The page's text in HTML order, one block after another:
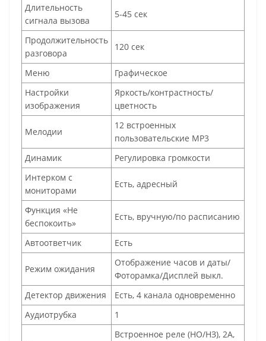
Длительность
сигнала вызова
5-45 сек
Продолжительность
разговора
120 сек
Меню
Графическое
Настройки
изображения
Яркость/контрастность/
цветность
Мелодии
12 встроенных
пользовательские MP3
Динамик
Регулировка громкости
Интерком с
мониторами
Есть, адресный
Функция «Не
беспокоить»
Есть, вручную/по расписанию
Автоответчик Есть
Режим ожидания
Отображение часов и даты/
Фоторамка/Дисплей выкл.
Детектор движения
Есть, 4 канала одновременно
Аудиотрубка
1
Встроенное реле (НО/НЗ), 2А,